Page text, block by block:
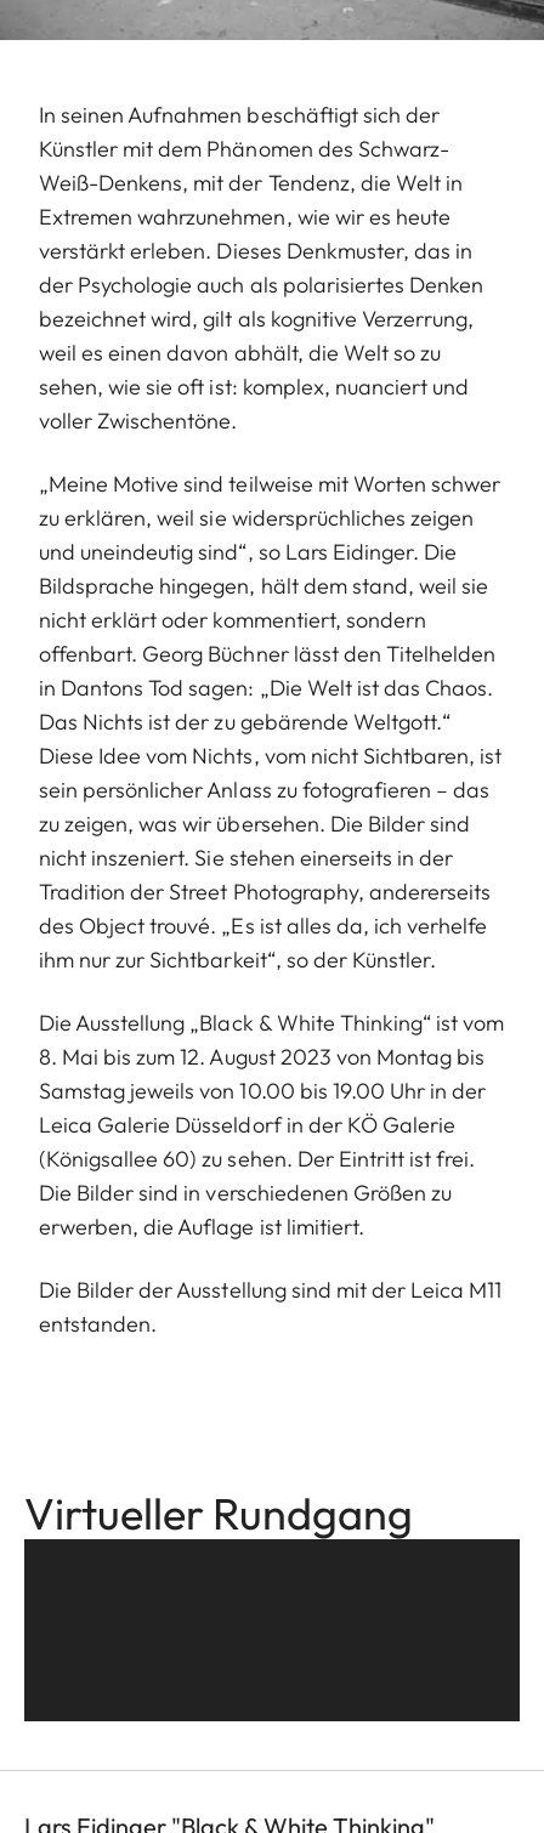
In seinen Aufnahmen beschäftigt sich der
Künstler mit dem Phänomen des Schwarz-
Weiß-Denkens, mit der Tendenz, die Welt in
Extremen wahrzunehmen, wie wir es heute
verstärkt erleben. Dieses Denkmuster, das in
der Psychologie auch als polarisiertes Denken
bezeichnet wird, gilt als kognitive Verzerrung,
weil es einen davon abhält, die Welt so zu
sehen, wie sie oft ist: komplex, nuanciert und
voller Zwischentöne.
„Meine Motive sind teilweise mit Worten schwer
zu erklären, weil sie widersprüchliches zeigen
und uneindeutig sind“, so Lars Eidinger. Die
Bildsprache hingegen, hält dem stand, weil sie
nicht erklärt oder kommentiert, sondern
offenbart. Georg Büchner lässt den Titelhelden
in Dantons Tod sagen: „Die Welt ist das Chaos.
Das Nichts ist der zu gebärende Weltgott.“
Diese Idee vom Nichts, vom nicht Sichtbaren, ist
sein persönlicher Anlass zu fotografieren – das
zu zeigen, was wir übersehen. Die Bilder sind
nicht inszeniert. Sie stehen einerseits in der
Tradition der Street Photography, andererseits
des Object trouvé. „Es ist alles da, ich verhelfe
ihm nur zur Sichtbarkeit“, so der Künstler.
Die Ausstellung „Black & White Thinking“ ist vom
8. Mai bis zum 12. August 2023 von Montag bis
Samstag jeweils von 10.00 bis 19.00 Uhr in der
Leica Galerie Düsseldorf in der KÖ Galerie
(Königsallee 60) zu sehen. Der Eintritt ist frei.
Die Bilder sind in verschiedenen Größen zu
erwerben, die Auflage ist limitiert.
Die Bilder der Ausstellung sind mit der Leica M11
entstanden.
Virtueller Rundgang
Lars Eidinger "Black & White Thinking"